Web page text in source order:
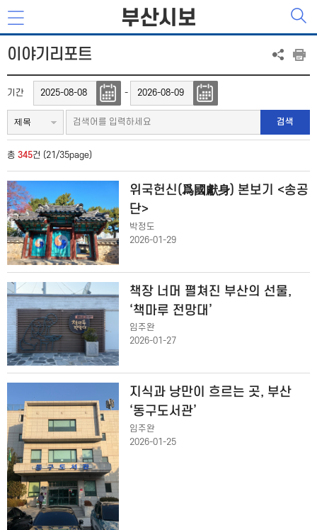
부산시보
이야기리포트
기간 -
검색
총 345건 (21/35page)
위국헌신(爲國獻身) 본보기 <송공
단>
박정도
2026-01-29
책장 너머 펼쳐진 부산의 선물,
‘책마루 전망대’
임주완
2026-01-27
지식과 낭만이 흐르는 곳, 부산
‘동구도서관’
임주완
2026-01-25